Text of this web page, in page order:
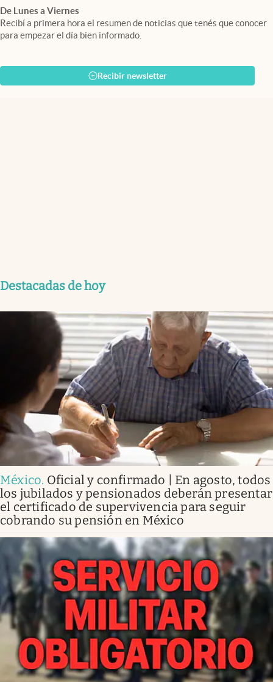
De Lunes a Viernes
Recibí a primera hora el resumen de noticias que tenés que conocer
para empezar el día bien informado.
Recibir newsletter
Destacadas de hoy
México. Oficial y confirmado | En agosto, todos
los jubilados y pensionados deberán presentar
el certificado de supervivencia para seguir
cobrando su pensión en México